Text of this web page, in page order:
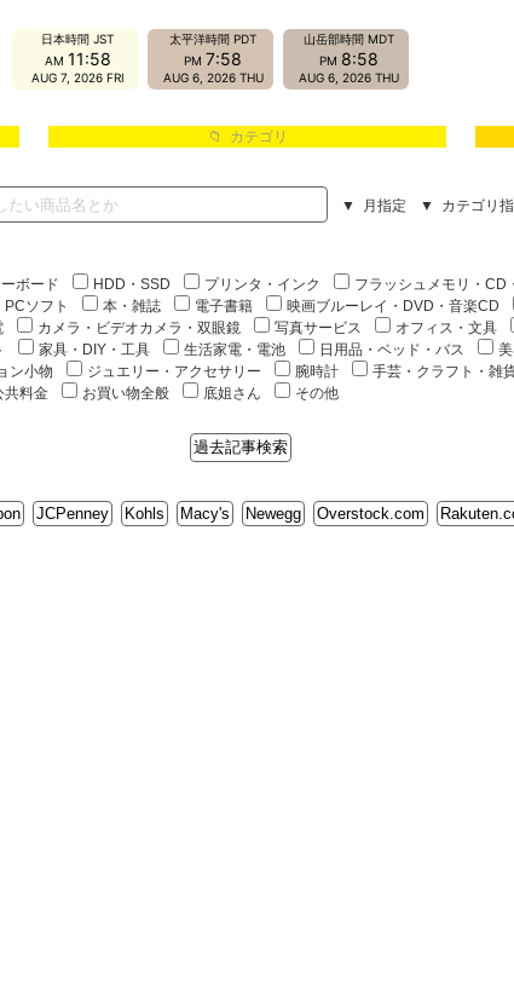
📁 カテゴリ
▼ 月指定 ▼ カテゴリ
ボード HDD・SSD プリンタ・インク
フラッシュメモリ・CD
PCソフト 本・雑誌 電子書籍 映画ブルーレイ・DVD・音楽CD
カメラ・ビデオカメラ・双眼鏡 写真サービス オフィス・文具
家具・DIY・工具 生活家電・電池 日用品・ベッド・バス
ン小物 ジュエリー・アクセサリー 腕時計 手芸・クラフト・雑
共料金 お買い物全般 底姐さん その他